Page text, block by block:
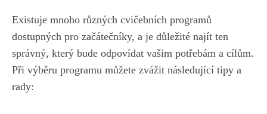
Existuje mnoho různých cvičebních programů
dostupných pro začátečníky, a je důležité najít ⁣ten
správný, který bude ‍odpovídat vašim potřebám a cílům.
Při výběru programu⁢ můžete zvážit následující tipy a
rady: